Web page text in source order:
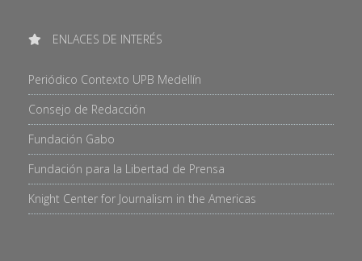
ENLACES DE INTERÉS
Periódico Contexto UPB Medellín
Consejo de Redacción
Fundación Gabo
Fundación para la Libertad de Prensa
Knight Center for Journalism in the Americas